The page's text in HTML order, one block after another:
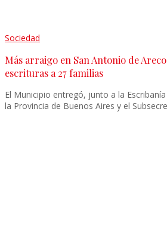
Sociedad
Más arraigo en San Antonio de
escrituras a 27 familias
El Municipio entregó, junto a la
la Provincia de Buenos Aires y el